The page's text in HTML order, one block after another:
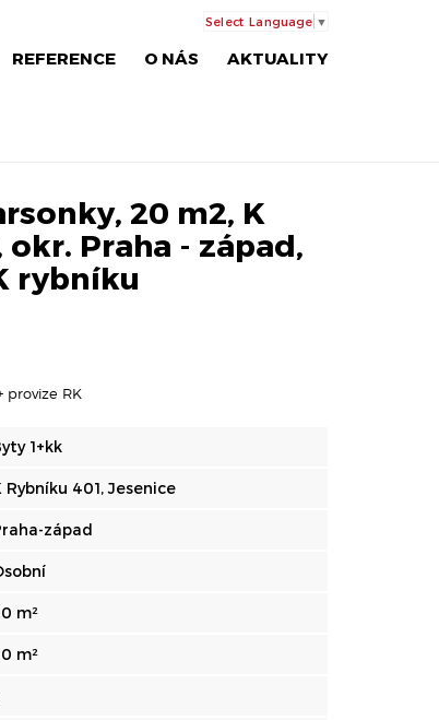
REFERENCE O NÁS AKTUALITY
Select Language ▼
20 m2, K
Praha - západ,
rybníku
provize RK
1+kk
Rybníku 401, Jesenice
západ
m²
m²